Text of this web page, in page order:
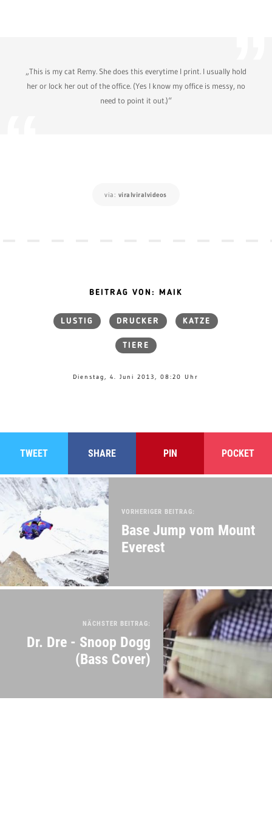
„This is my cat Remy. She does this everytime I print. I usually hold
her or lock her out of the office. (Yes I know my office is messy, no
need to point it out.)“
via: viralviralvideos
BEITRAG VON: MAIK
LUSTIG DRUCKER KATZE
TIERE
Dienstag, 4. Juni 2013, 08:20 Uhr
TWEET SHARE PIN POCKET
VORHERIGER BEITRAG:
Base Jump vom Mount
Everest
NÄCHSTER BEITRAG:
Dr. Dre - Snoop Dogg
(Bass Cover)